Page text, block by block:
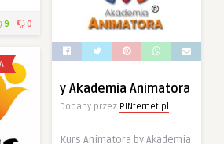
9 0
y Akademia Animatora
Dodany przez PINternet.pl
Kurs Animatora by Akademia